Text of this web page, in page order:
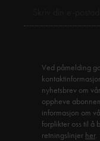
Ved påmelding
nyhetsbrev om
oppheve
informasjon om
forplikter oss til å
retningslinjer her.